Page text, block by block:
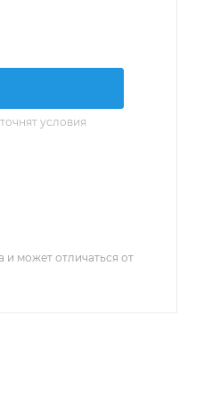
условия
и может отличаться от